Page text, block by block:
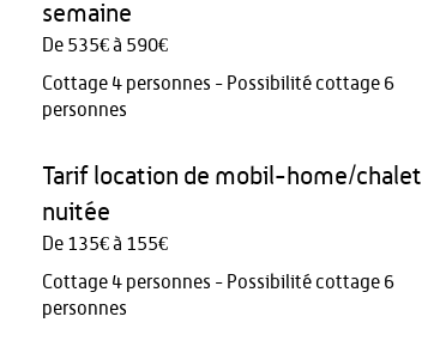
semaine
De 535€ à 590€
Cottage 4 personnes - Possibilité cottage 6
personnes
Tarif location de mobil-home/chalet
nuitée
De 135€ à 155€
Cottage 4 personnes - Possibilité cottage 6
personnes